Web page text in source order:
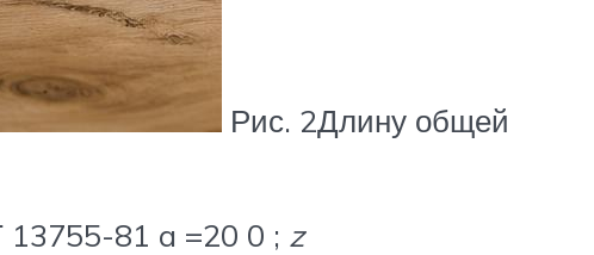
Рис. 2Длину общей
13755-81 a =20 0 ; z